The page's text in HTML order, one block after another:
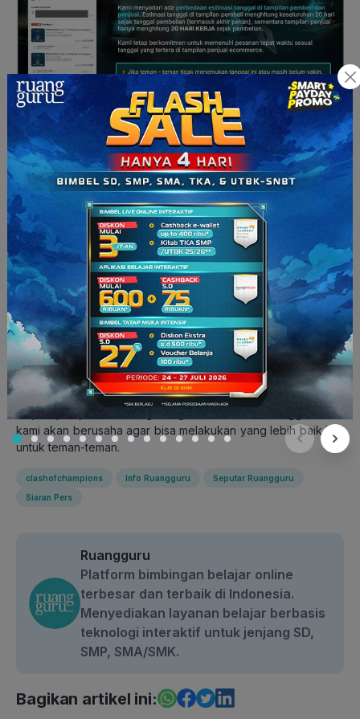
Sekali lagi, kami mohon maaf atas ketidaknyamanan ini.
Masukan dari kalian sangat berharga bagi kami dan akan
menjadi pembelajaran penting untuk meningkatkan kualitas
pelayanan kami di masa mendatang. Kami akan segera
melakukan perbaikan, termasuk mengganti vendor dan
memperketat kontrol kualitas produk serta
packing.
Untuk sementara waktu, kamimenutup dulu pemesanan
merchandise
untuk vol 1-7 (jam 12.00 WIB siang ini)
hingga pengirimanmerchandise pada periode sebelumnya
tuntas.
Terima kasih atas pengertian, kritik dan masukan, serta
dukungan yang kalian berikan! 🙏🏻
Ini jadi pelajaran berharga bagi kami di Tim Ruangguru dan
kami akan berusaha agar bisa melakukan yang lebih baik lagi
untuk teman-teman.
clashofchampions Info Ruangguru
Seputar Ruangguru
Siaran Pers
Ruangguru
Platform bimbingan belajar online
terbesar dan terbaik di Indonesia.
Menyediakan layanan belajar berbasis
teknologi interaktif untuk jenjang SD,
SMP, SMA/SMK.
Bagikan artikel ini: